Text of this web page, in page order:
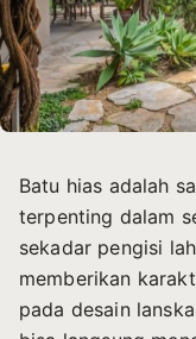
Batu hias adalah
terpenting dalam
sekadar pengisi
memberikan
pada desain